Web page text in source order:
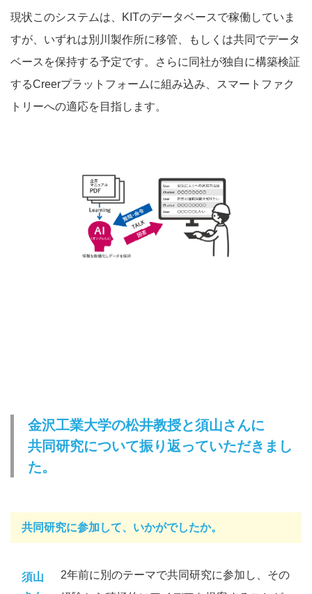
現状このシステムは、KITのデータベースで稼働していま
すが、いずれは別川製作所に移管、もしくは共同でデータ
ベースを保持する予定です。さらに同社が独自に構築検証
するCreerプラットフォームに組み込み、スマートファク
トリーへの適応を目指します。
金沢工業大学の松井教授と須山さんに
共同研究について振り返っていただきまし
た。
共同研究に参加して、いかがでしたか。
須山
2年前に別のテーマで共同研究に参加し、その